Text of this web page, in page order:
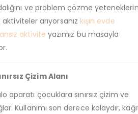
ve problem çözme
aktiviteler arıyorsanız kışın evde
aktivite yazımız bu masayla
Çizim Alanı
aparatı çocuklara sınırsız çizim ve
Kullanımı son derece kolaydır,